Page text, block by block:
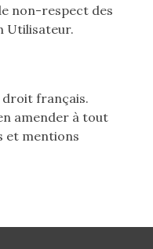
non-respect des
Utilisateur.
droit français.
amender à tout
et mentions